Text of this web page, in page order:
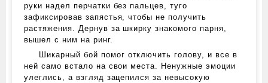
руки надел перчатки без пальцев, туго
зафиксировав запястья, чтобы не получить
растяжения. Дернув за шкирку знакомого парня,
вышел с ним на ринг.
Шикарный бой помог отключить голову, и все в
ней само встало на свои места. Ненужные эмоции
улеглись, а взгляд зацепился за невысокую